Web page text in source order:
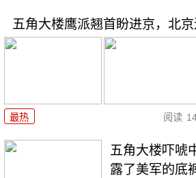
五角大楼鹰派翘首盼进京，北
最热 阅读
五角大楼吓唬
露了美军的底